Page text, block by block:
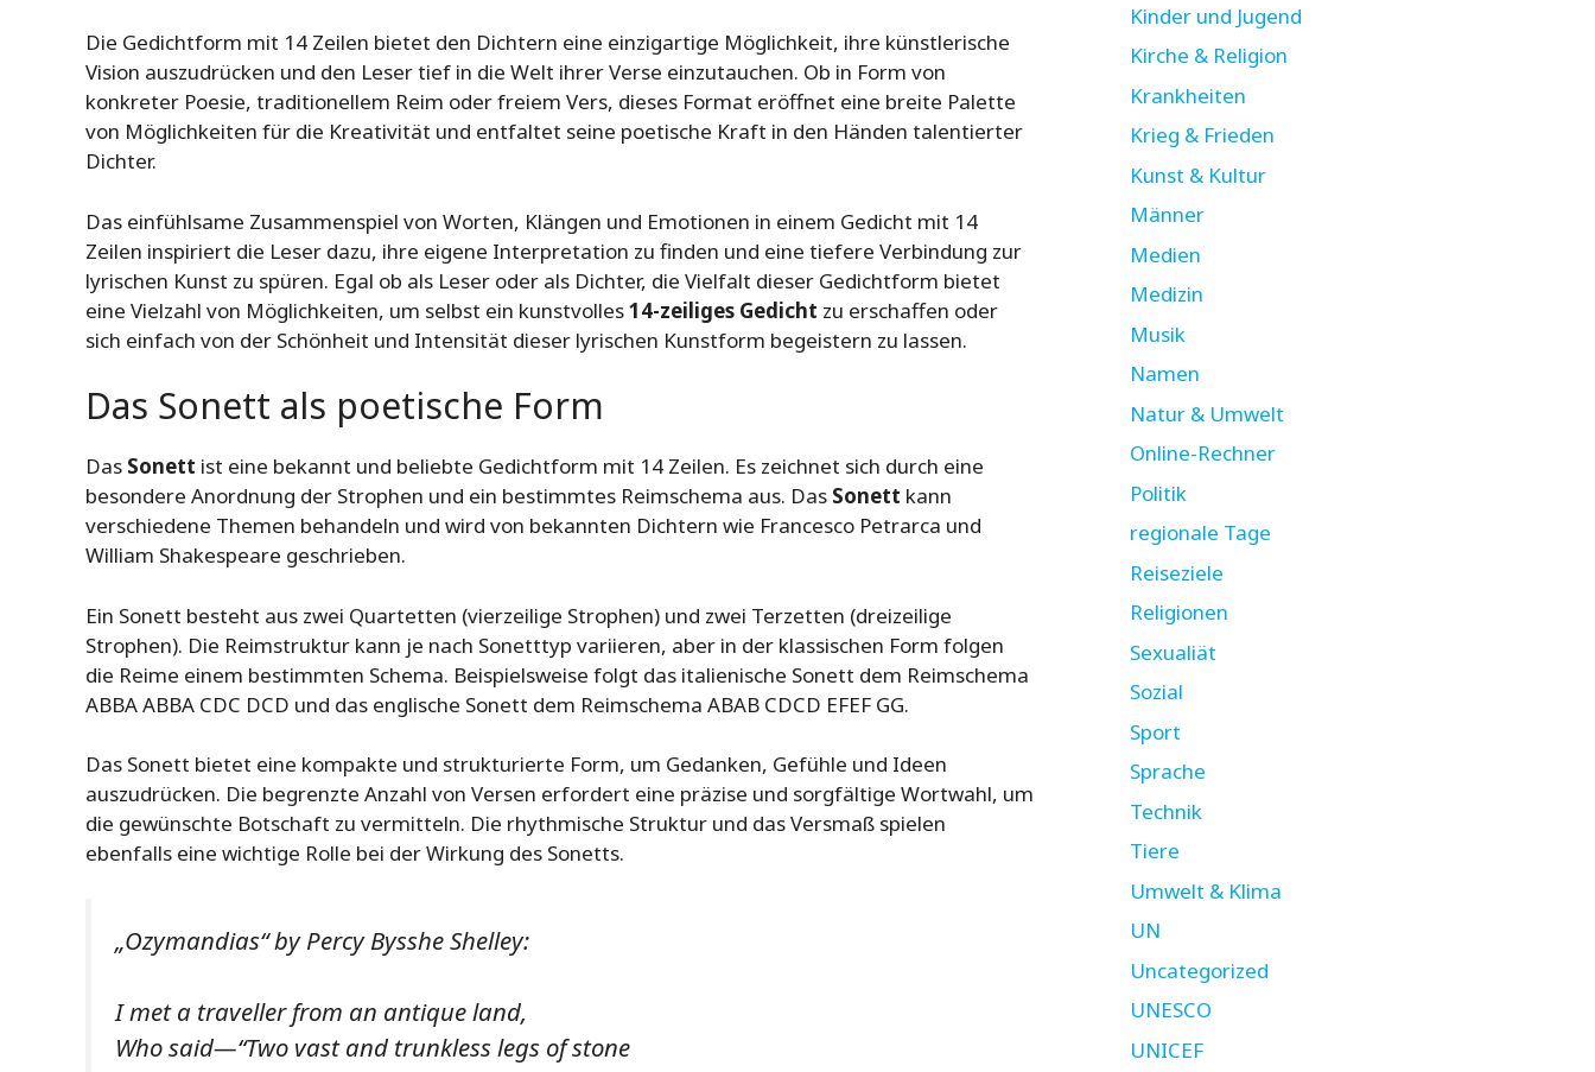
Die Gedichtform mit 14 Zeilen bietet den Dichtern eine einzigartige Möglichkeit, ihre künstlerische
Vision auszudrücken und den Leser tief in die Welt ihrer Verse einzutauchen. Ob in Form von
konkreter Poesie, traditionellem Reim oder freiem Vers, dieses Format eröffnet eine breite Palette
von Möglichkeiten für die Kreativität und entfaltet seine poetische Kraft in den Händen talentierter
Dichter.
Das einfühlsame Zusammenspiel von Worten, Klängen und Emotionen in einem Gedicht mit 14
Zeilen inspiriert die Leser dazu, ihre eigene Interpretation zu finden und eine tiefere Verbindung zur
lyrischen Kunst zu spüren. Egal ob als Leser oder als Dichter, die Vielfalt dieser Gedichtform bietet
eine Vielzahl von Möglichkeiten, um selbst ein kunstvolles14-zeiliges Gedicht zu erschaffen oder
sich einfach von der Schönheit und Intensität dieser lyrischen Kunstform begeistern zu lassen.
Das Sonett als poetische Form
Das Sonett ist eine bekannt und beliebte Gedichtform mit 14 Zeilen. Es zeichnet sich durch eine
besondere Anordnung der Strophen und ein bestimmtes Reimschema aus. Das Sonett kann
verschiedene Themen behandeln und wird von bekannten Dichtern wie Francesco Petrarca und
William Shakespeare geschrieben.
Ein Sonett besteht aus zwei Quartetten (vierzeilige Strophen) und zwei Terzetten (dreizeilige
Strophen). Die Reimstruktur kann je nach Sonetttyp variieren, aber in der klassischen Form folgen
die Reime einem bestimmten Schema. Beispielsweise folgt das italienische Sonett dem Reimschema
ABBA ABBA CDC DCD und das englische Sonett dem Reimschema ABAB CDCD EFEF GG.
Das Sonett bietet eine kompakte und strukturierte Form, um Gedanken, Gefühle und Ideen
auszudrücken. Die begrenzte Anzahl von Versen erfordert eine präzise und sorgfältige Wortwahl, um
die gewünschte Botschaft zu vermitteln. Die rhythmische Struktur und das Versmaß spielen
ebenfalls eine wichtige Rolle bei der Wirkung des Sonetts.
„Ozymandias“ by Percy Bysshe Shelley:
I met a traveller from an antique land,
Who said—“Two vast and trunkless legs of stone
Kinder und Jugend
Kirche & Religion
Krankheiten
Krieg & Frieden
Kunst & Kultur
Männer
Medien
Medizin
Musik
Namen
Natur & Umwelt
Online-Rechner
Politik
regionale Tage
Reiseziele
Religionen
Sexualiät
Sozial
Sport
Sprache
Technik
Tiere
Umwelt & Klima
UN
Uncategorized
UNESCO
UNICEF